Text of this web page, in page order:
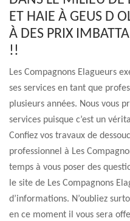
ET HAIE À GEUS D
À DES PRIX
!!
Les Compagnons Elagueurs
ses services en tant que
plusieurs années. Nous vous
services puisque c’est un
Confiez vos travaux de
professionnel à Les
temps à vous poser des
le site de Les Compagnons
d’informations. N’oubliez
en ce moment il vous sera